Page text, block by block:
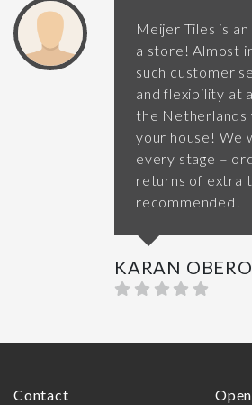
Meijer Tiles is
a store! Almost
such customer
and flexibility at
the Netherlands
your house! We
every stage –
returns of extra
recommended!
KARAN
Contact